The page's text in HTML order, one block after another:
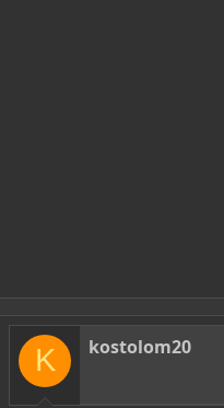
K kostolom20